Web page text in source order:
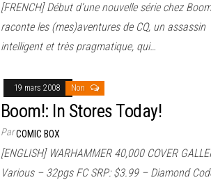
[FRENCH] Début d’une nouvelle série chez
raconte les (mes)aventures de CQ, un assassin
intelligent et très pragmatique, qui…
19 mars 2008 Non
Boom!: In Stores Today!
ParCOMIC BOX
[ENGLISH] WARHAMMER 40,000 COVER
Various – 32pgs FC SRP: $3.99 – Diamond